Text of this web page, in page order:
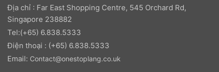
Địa chỉ : Far East Shopping Centre, 545 Orchard Rd,
Singapore 238882
Tel:(+65) 6.838.5333
Điện thoại : (+65) 6.838.5333
Email: Contact@onestoplang.co.uk